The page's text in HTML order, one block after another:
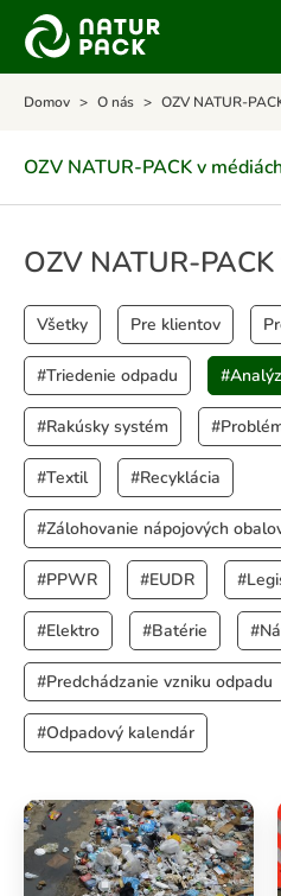
Domov O nás OZV NATUR-
OZV NATUR-PACK v
Certifikáty
POLITIKA
SYSTÉMU
Ocenenia
OZV NATUR-PACK v
Kalendár aktivít
Vedenie
O spoločnosti NATUR-
OZV NATUR-
Všetky Pre klientov
#Triedenie odpadu
#Rakúsky systém
#Textil #Recyklácia
#Zálohovanie nápojových
#PPWR #EUDR
#Elektro #Batérie
#Predchádzanie vzniku odpadu
#Odpadový kalendár